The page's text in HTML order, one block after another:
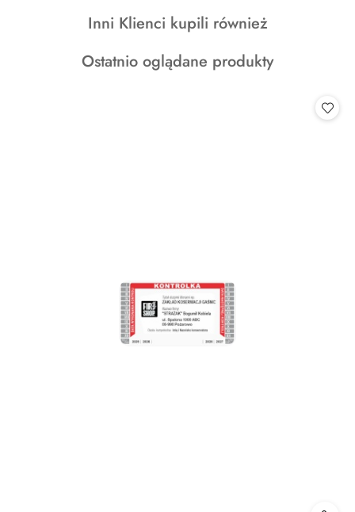
statusie:
statusie:
Produkty
statusie:
Inni Klienci kupili również
Produkty
Ostatnio oglądane produkty